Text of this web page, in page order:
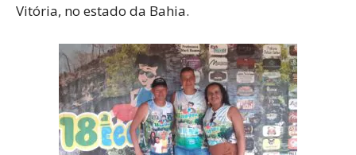
Vitória, no estado da Bahia.